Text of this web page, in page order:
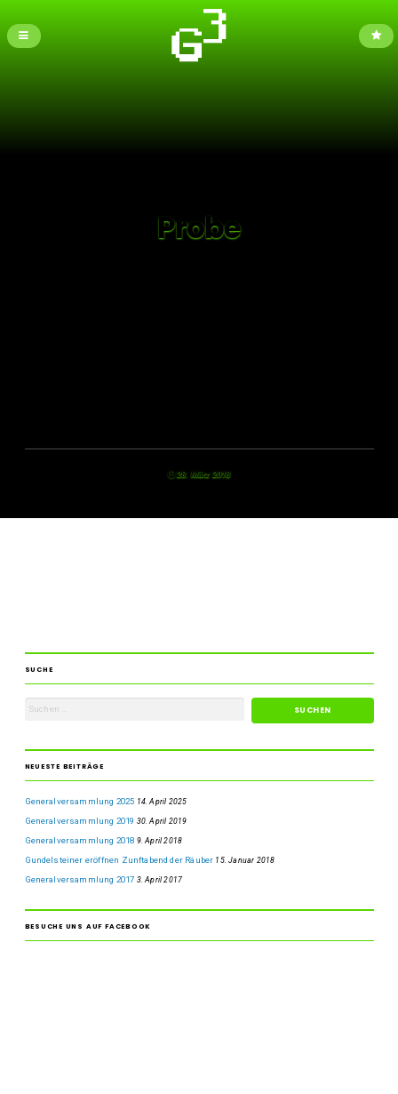
Probe
28. März 2018
SUCHE
NEUESTE BEITRÄGE
Generalversammlung 2025 14. April 2025
Generalversammlung 2019 30. April 2019
Generalversammlung 2018 9. April 2018
Gundelsteiner eröffnen Zunftabend der Räuber 15. Januar 2018
Generalversammlung 2017 3. April 2017
BESUCHE UNS AUF FACEBOOK